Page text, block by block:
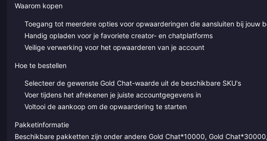
Waarom kopen
Toegang tot meerdere opties voor opwaarderingen die aansluiten bij jouw
Handig opladen voor je favoriete creator- en chatplatforms
Veilige verwerking voor het opwaarderen van je account
Hoe te bestellen
Selecteer de gewenste Gold Chat-waarde uit de beschikbare SKU's
Voer tijdens het afrekenen je juiste accountgegevens in
Voltooi de aankoop om de opwaardering te starten
Pakketinformatie
Beschikbare pakketten zijn onder andere Gold Chat*10000, Gold